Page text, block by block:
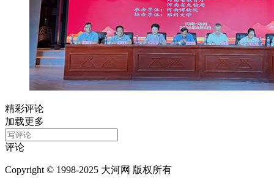
精彩评论
加载更多
评论
Copyright © 1998-2025 大河网 版权所有